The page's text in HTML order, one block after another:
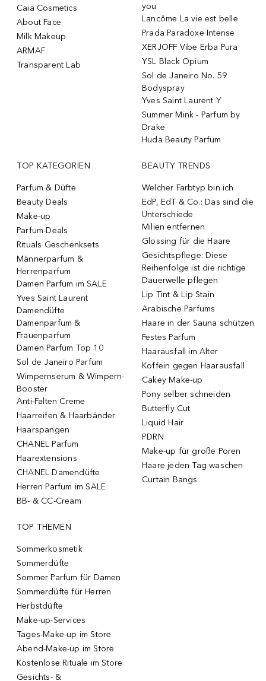
Caia Cosmetics
About Face
Milk Makeup
ARMAF
Transparent Lab
you
Lancôme La vie est belle
Prada Paradoxe Intense
XERJOFF Vibe Erba Pura
YSL Black Opium
Sol de Janeiro No. 59
Bodyspray
Yves Saint Laurent Y
Summer Mink - Parfum by
Drake
Huda Beauty Parfum
TOP KATEGORIEN
Parfum & Düfte
Beauty Deals
Make-up
Parfum-Deals
Rituals Geschenksets
Männerparfum &
Herrenparfum
Damen Parfum im SALE
Yves Saint Laurent
Damendüfte
Damenparfum &
Frauenparfum
Damen Parfum Top 10
Sol de Janeiro Parfum
Wimpernserum & Wimpern-
Booster
Anti-Falten Creme
Haarreifen & Haarbänder
Haarspangen
CHANEL Parfum
Haarextensions
CHANEL Damendüfte
Herren Parfum im SALE
BB- & CC-Cream
BEAUTY TRENDS
Welcher Farbtyp bin ich
EdP, EdT & Co.: Das sind die
Unterschiede
Milien entfernen
Glossing für die Haare
Gesichtspflege: Diese
Reihenfolge ist die richtige
Dauerwelle pflegen
Lip Tint & Lip Stain
Arabische Parfums
Haare in der Sauna schützen
Festes Parfum
Haarausfall im Alter
Koffein gegen Haarausfall
Cakey Make-up
Pony selber schneiden
Butterfly Cut
Liquid Hair
PDRN
Make-up für große Poren
Haare jeden Tag waschen
Curtain Bangs
TOP THEMEN
Sommerkosmetik
Sommerdüfte
Sommer Parfum für Damen
Sommerdüfte für Herren
Herbstdüfte
Make-up-Services
Tages-Make-up im Store
Abend-Make-up im Store
Kostenlose Rituale im Store
Gesichts- &